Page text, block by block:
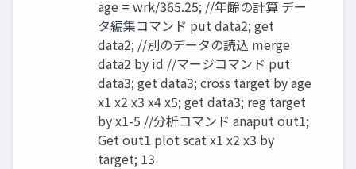
age = wrk/365.25; //年齢の計算 デー
タ編集コマンド put data2; get
data2; //別のデータの読込 merge
data2 by id //マージコマンド put
data3; get data3; cross target by age
x1 x2 x3 x4 x5; get data3; reg target
by x1-5 //分析コマンド anaput out1;
Get out1 plot scat x1 x2 x3 by
target; 13